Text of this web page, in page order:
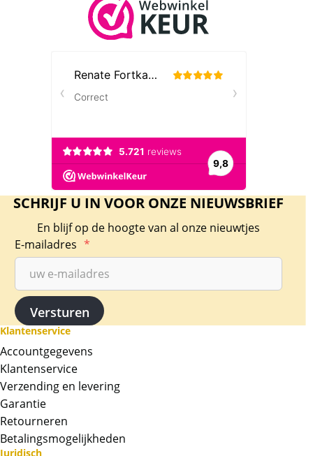
SCHRIJF U IN VOOR ONZE NIEUWSBRIEF
En blijf op de hoogte van al onze nieuwtjes
E-mailadres *
Klantenservice
Accountgegevens
Klantenservice
Verzending en levering
Garantie
Retourneren
Betalingsmogelijkheden
Juridisch